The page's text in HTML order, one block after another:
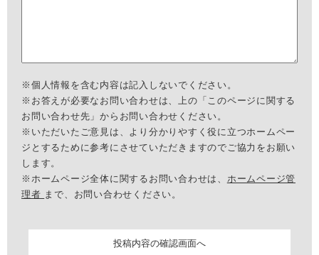
※個人情報を含む内容は記入しないでください。
※お答えが必要なお問い合わせは、上の「このページに関する
お問い合わせ先」からお問い合わせください。
※いただいたご意見は、より分かりやすく役に立つホームペー
ジとするために参考にさせていただきますのでご協力をお願い
します。
※ホームページ全体に関するお問い合わせは、 ホームページ管
理者 まで、お問い合わせください。